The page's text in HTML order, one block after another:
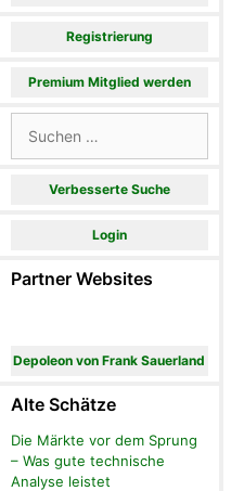
Registrierung
Premium Mitglied werden
nach:
Verbesserte Suche
Login
Partner Websites
Depoleon von Frank Sauerland
Alte Schätze
Die Märkte vor dem Sprung
– Was gute technische
Analyse leistet